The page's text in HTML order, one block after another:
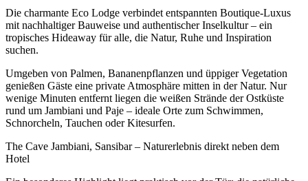
Die charmante Eco Lodge verbindet entspannten Boutique-Luxus
mit nachhaltiger Bauweise und authentischer Inselkultur – ein
tropisches Hideaway für alle, die Natur, Ruhe und Inspiration
suchen.
Umgeben von Palmen, Bananenpflanzen und üppiger Vegetation
genießen Gäste eine private Atmosphäre mitten in der Natur. Nur
wenige Minuten entfernt liegen die weißen Strände der Ostküste
rund um Jambiani und Paje – ideale Orte zum Schwimmen,
Schnorcheln, Tauchen oder Kitesurfen.
The Cave Jambiani, Sansibar – Naturerlebnis direkt neben dem
Hotel